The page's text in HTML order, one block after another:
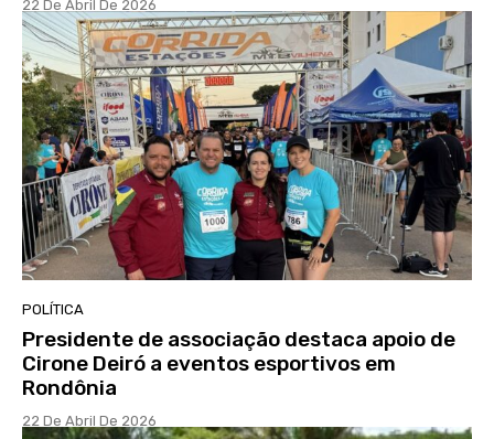
22 De Abril De 2026
POLÍTICA
Presidente de associação destaca apoio de
Cirone Deiró a eventos esportivos em
Rondônia
22 De Abril De 2026